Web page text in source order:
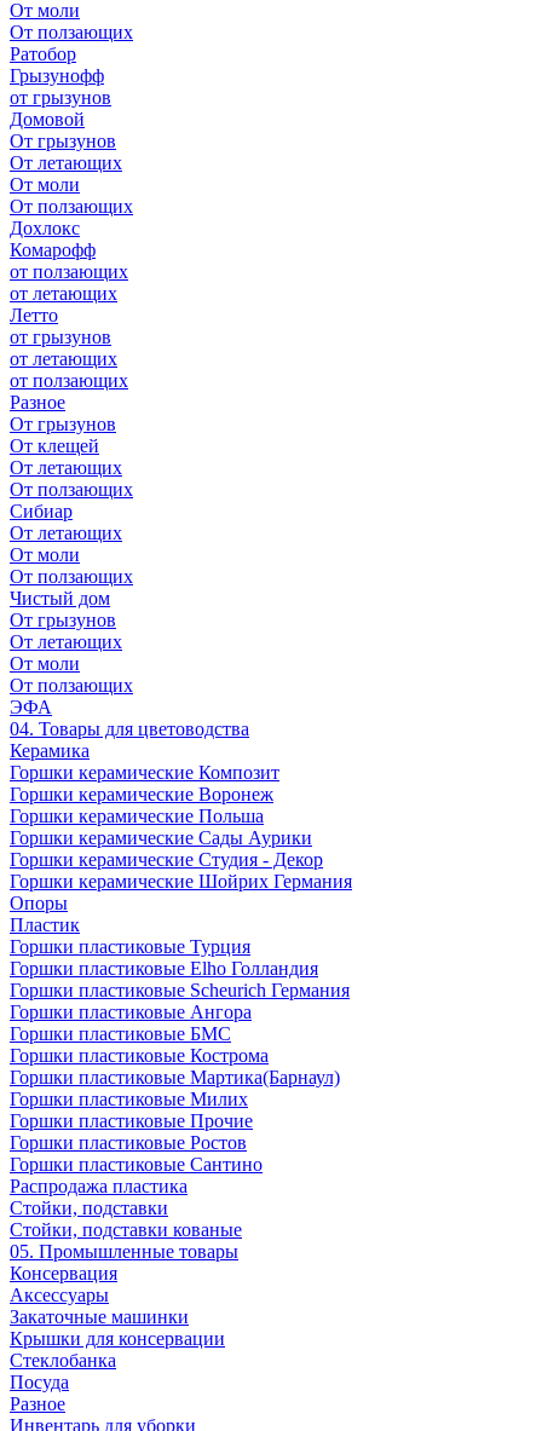
От моли
От ползающих
Ратобор
Грызунофф
от грызунов
Домовой
От грызунов
От летающих
От моли
От ползающих
Дохлокс
Комарофф
от ползающих
от летающих
Летто
от грызунов
от летающих
от ползающих
Разное
От грызунов
От клещей
От летающих
От ползающих
Сибиар
От летающих
От моли
От ползающих
Чистый дом
От грызунов
От летающих
От моли
От ползающих
ЭФА
04. Товары для цветоводства
Керамика
Горшки керамические Композит
Горшки керамические Воронеж
Горшки керамические Польша
Горшки керамические Сады Аурики
Горшки керамические Студия - Декор
Горшки керамические Шойрих Германия
Опоры
Пластик
Горшки пластиковые Турция
Горшки пластиковые Elho Голландия
Горшки пластиковые Scheuriсh Германия
Горшки пластиковые Ангора
Горшки пластиковые БМС
Горшки пластиковые Кострома
Горшки пластиковые Мартика(Барнаул)
Горшки пластиковые Милих
Горшки пластиковые Прочие
Горшки пластиковые Ростов
Горшки пластиковые Сантино
Распродажа пластика
Стойки, подставки
Стойки, подставки кованые
05. Промышленные товары
Консервация
Аксессуары
Закаточные машинки
Крышки для консервации
Стеклобанка
Посуда
Разное
Инвентарь для уборки